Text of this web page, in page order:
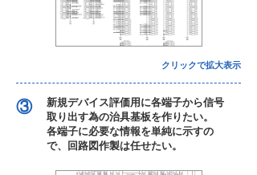
クリックで拡大表示
③
新規デバイス評価用に各端子から信号
取り出す為の治具基板を作りたい。
各端子に必要な情報を単純に示すの
で、回路図作製は任せたい。